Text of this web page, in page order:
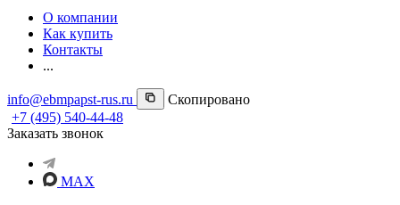
О компании
Как купить
Контакты
...
info@ebmpapst-rus.ru
Скопировано
+7 (495) 540-44-48
Заказать звонок
MAX